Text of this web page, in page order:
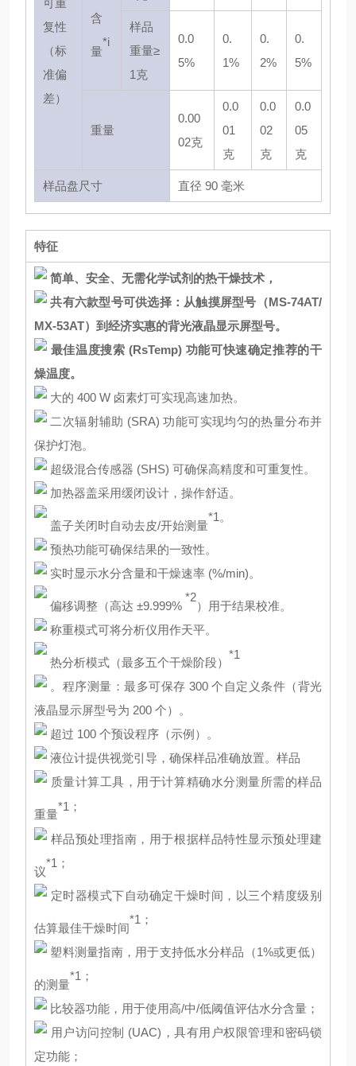
可重
复性
（标
准偏
差）
含
量
*i
样品
重量≥
1克
0.0
5%
0.
1%
0.
2%
0.
5%
重量
0.00
02克
0.0
01
克
0.0
02
克
0.0
05
克
样品盘尺寸 直径 90 毫米
特征
简单、安全、无需化学试剂的热干燥技术，
共有六款型号可供选择：从触摸屏型号（MS-74AT/
MX-53AT）到经济实惠的背光液晶显示屏型号。
最佳温度搜索 (RsTemp) 功能可快速确定推荐的干
燥温度。
大的 400 W 卤素灯可实现高速加热。
二次辐射辅助 (SRA) 功能可实现均匀的热量分布并
保护灯泡。
超级混合传感器 (SHS) 可确保高精度和可重复性。
加热器盖采用缓闭设计，操作舒适。
盖子关闭时自动去皮/开始测量
*1。
预热功能可确保结果的一致性。
实时显示水分含量和干燥速率 (%/min)。
偏移调整（高达 ±9.999%
*2
）用于结果校准。
称重模式可将分析仪用作天平。
热分析模式（最多五个干燥阶段）
*1
。程序测量：最多可保存 300 个自定义条件（背光
液晶显示屏型号为 200 个）。
超过 100 个预设程序（示例）。
液位计提供视觉引导，确保样品准确放置。样品
质量计算工具，用于计算精确水分测量所需的样品
重量
*1；
样品预处理指南，用于根据样品特性显示预处理建
议
*1；
定时器模式下自动确定干燥时间，以三个精度级别
估算最佳干燥时间
*1；
塑料测量指南，用于支持低水分样品（1%或更低）
的测量
*1；
比较器功能，用于使用高/中/低阈值评估水分含量；
用户访问控制 (UAC)，具有用户权限管理和密码锁
定功能；